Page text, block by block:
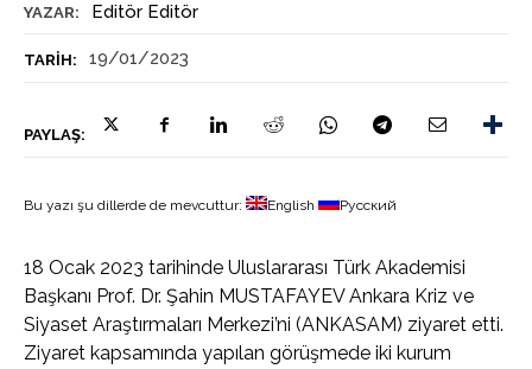
YAZAR: Editör Editör
TARIH: 19/01/2023
PAYLAŞ:
Bu yazı şu dillerde de mevcuttur: English Русский
18 Ocak 2023 tarihinde Uluslararası Türk Akademisi
Başkanı Prof. Dr. Şahin MUSTAFAYEV Ankara Kriz ve
Siyaset Araştırmaları Merkezi’ni (ANKASAM) ziyaret etti.
Ziyaret kapsamında yapılan görüşmede iki kurum